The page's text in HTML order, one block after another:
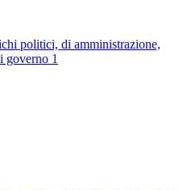
politici, di amministrazione,
governo 1